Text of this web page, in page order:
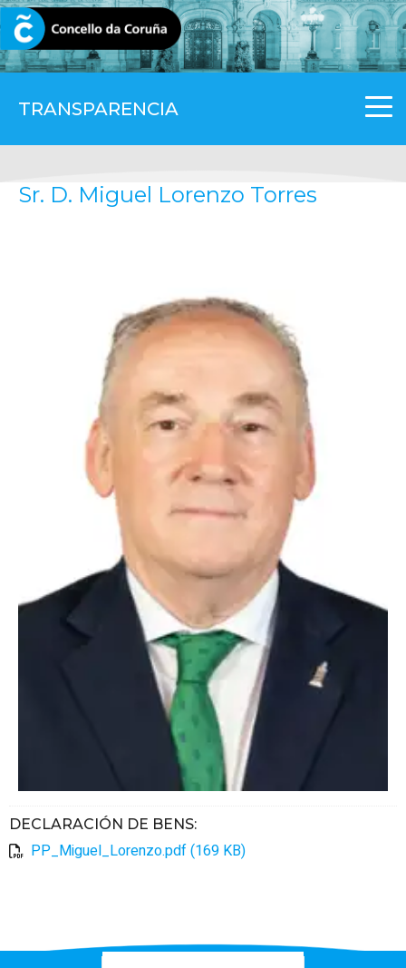
TRANSPARENCIA
CORUNA.GAL
Sr. D. Miguel Lorenzo Torres
DECLARACIÓN DE BENS:
PP_Miguel_Lorenzo.pdf (169 KB)